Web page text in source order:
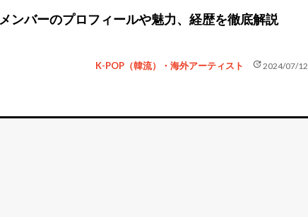
SECRET NUMBER メンバーのプロフィールや魅力、経歴を徹底解説
K-POP（韓流）・海外アーティスト update2024/07/12